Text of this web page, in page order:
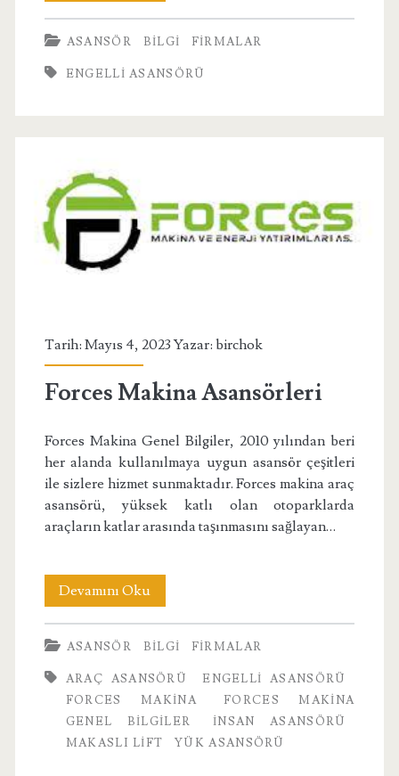
Asansörü
ASANSÖR BILGI FIRMALAR
ENGELLI ASANSÖRÜ
Tarih: Mayıs 4, 2023 Yazar: birchok
Forces Makina Asansörleri
Forces Makina Genel Bilgiler, 2010 yılından beri
her alanda kullanılmaya uygun asansör çeşitleri
ile sizlere hizmet sunmaktadır. Forces makina araç
asansörü, yüksek katlı olan otoparklarda
araçların katlar arasında taşınmasını sağlayan…
Devamını OkuForces
Makina
Asansörleri
ASANSÖR BILGI FIRMALAR
ARAÇ ASANSÖRÜ
ENGELLI ASANSÖRÜ
FORCES MAKINA
FORCES MAKINA
GENEL BILGILER
INSAN ASANSÖRÜ
MAKASLI LIFT
YÜK ASANSÖRÜ